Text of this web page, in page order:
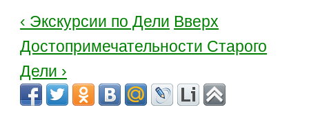
‹ Экскурсии по Дели Вверх
Достопримечательности Старого
Дели ›